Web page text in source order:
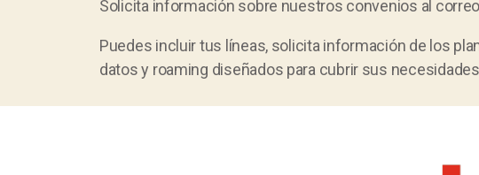
Solicita información sobre nuestros convenios al
Puedes incluir tus líneas, solicita información de los
datos y roaming diseñados para cubrir sus